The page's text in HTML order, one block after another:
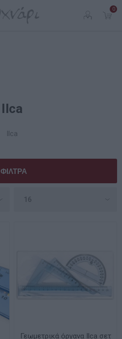
0
Ilca
Ilca
ΦΊΛΤΡΑ
Γεωμετρικά όργανα Ilca σετ